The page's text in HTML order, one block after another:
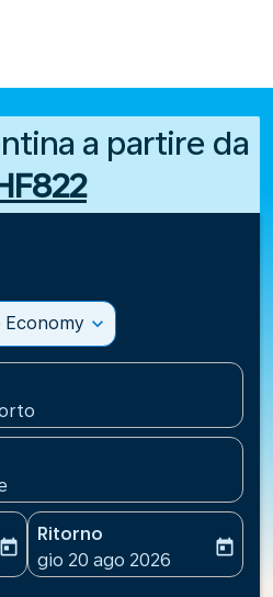
a partire da
Economy expand_more
date-aria-label
today
Ritorno
fc-booking-return-date-
gio 20 ago 2026
today